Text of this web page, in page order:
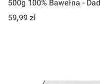
500g 100% Bawełna -
Cena
59,99 zł